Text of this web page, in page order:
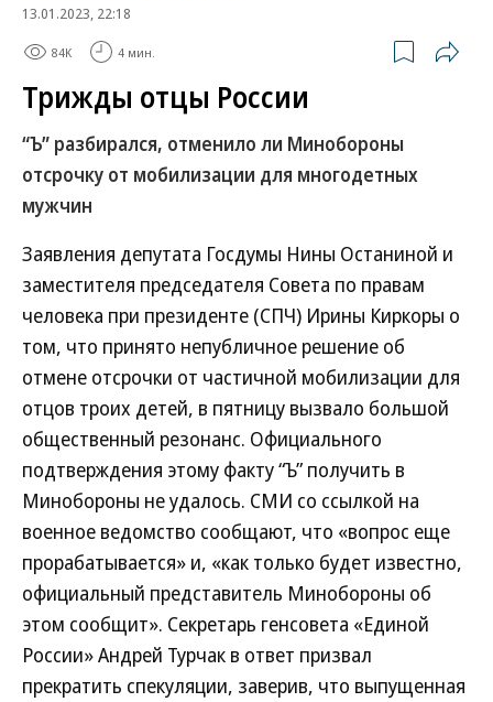
13.01.2023, 22:18
84K 4 мин.
Трижды отцы России
“Ъ” разбирался, отменило ли Минобороны
отсрочку от мобилизации для многодетных
мужчин
Заявления депутата Госдумы Нины Останиной и
заместителя председателя Совета по правам
человека при президенте (СПЧ) Ирины Киркоры о
том, что принято непубличное решение об
отмене отсрочки от частичной мобилизации для
отцов троих детей, в пятницу вызвало большой
общественный резонанс. Официального
подтверждения этому факту “Ъ” получить в
Минобороны не удалось. СМИ со ссылкой на
военное ведомство сообщают, что «вопрос еще
прорабатывается» и, «как только будет известно,
официальный представитель Минобороны об
этом сообщит». Секретарь генсовета «Единой
России» Андрей Турчак в ответ призвал
прекратить спекуляции, заверив, что выпущенная